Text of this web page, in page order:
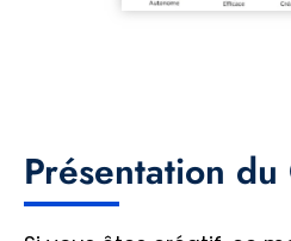
Présentation du